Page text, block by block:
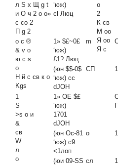
л S х Щ g t
и О ч 2 о о»
с со 2
П g 2
‘юж)
cl Люц
о
2
К св
М оо
Я оо
Я с
о с ®
& v о
ю с s
о
Н й с св к о
Kgs
1» $£~0£
‘юж)
£1? Люц
m
(юн $$-0$
‘юж) сс
dJOH
СП 1
1
S
>s о и
&
св
W
л
о
1» ОЕ $£
‘юж)
1701
dJOH
(юн Ос-81
‘юж) с9
<1лоп
о 1
(юи 09-SS сл 1